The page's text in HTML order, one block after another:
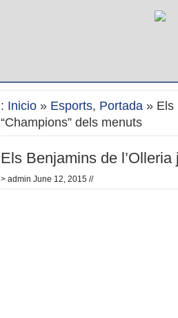
: Inicio » Esports, Portada » Els
“Champions” dels menuts
Els Benjamins de
> admin June 12, 2015 //